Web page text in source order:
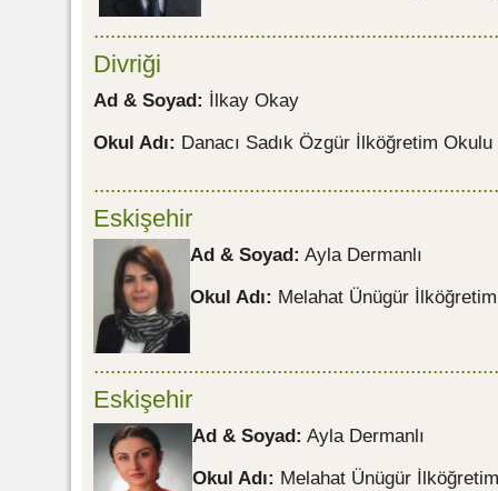
Divriği
Ad & Soyad: İlkay Okay
Okul Adı: Danacı Sadık Özgür İlköğretim Okulu
Eskişehir
Ad & Soyad: Ayla Dermanlı
Okul Adı: Melahat Ünügür
Eskişehir
Ad & Soyad: Ayla Dermanlı
Okul Adı: Melahat Ünügür